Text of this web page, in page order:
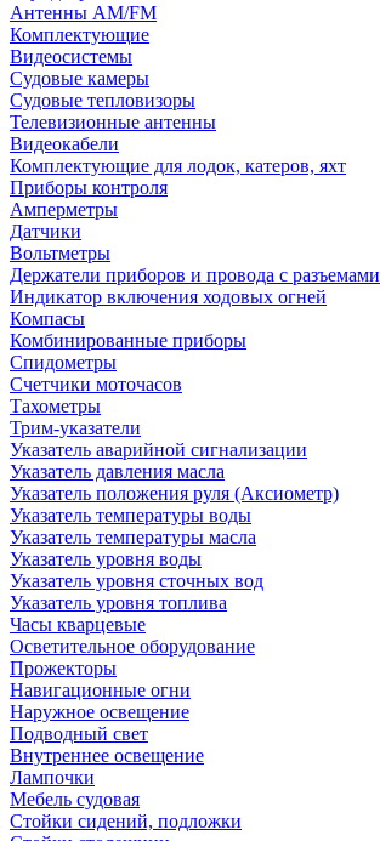
Антенны AM/FM
Комплектующие
Видеосистемы
Судовые камеры
Cудовые тепловизоры
Телевизионные антенны
Видеокабели
Комплектующие для лодок, катеров, яхт
Приборы контроля
Амперметры
Датчики
Вольтметры
Держатели приборов и провода с разъемами
Индикатор включения ходовых огней
Компасы
Комбинированные приборы
Спидометры
Счетчики моточасов
Тахометры
Трим-указатели
Указатель аварийной сигнализации
Указатель давления масла
Указатель положения руля (Аксиометр)
Указатель температуры воды
Указатель температуры масла
Указатель уровня воды
Указатель уровня сточных вод
Указатель уровня топлива
Часы кварцевые
Осветительное оборудование
Прожекторы
Навигационные огни
Наружное освещение
Подводный свет
Внутреннее освещение
Лампочки
Мебель судовая
Стойки сидений, подложки